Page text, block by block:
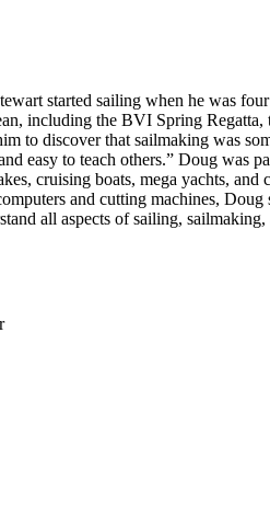
started sailing when he was
including the BVI Spring
to discover that sailmaking was
easy to teach others.” Doug was
cruising boats, mega yachts,
and cutting machines,
all aspects of sailing,